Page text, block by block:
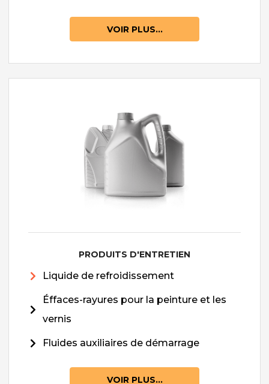
VOIR PLUS...
PRODUITS D'ENTRETIEN
Liquide de refroidissement
Éffaces-rayures pour la peinture et les
vernis
Fluides auxiliaires de démarrage
VOIR PLUS...